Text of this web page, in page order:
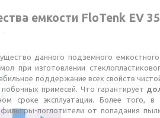
емкости FloTenk EV
данного подземного
при изготовлении
поддержание всех свойств
примесей. Что гарантирует
сроке эксплуатации. Более того,
поглотители от попадания